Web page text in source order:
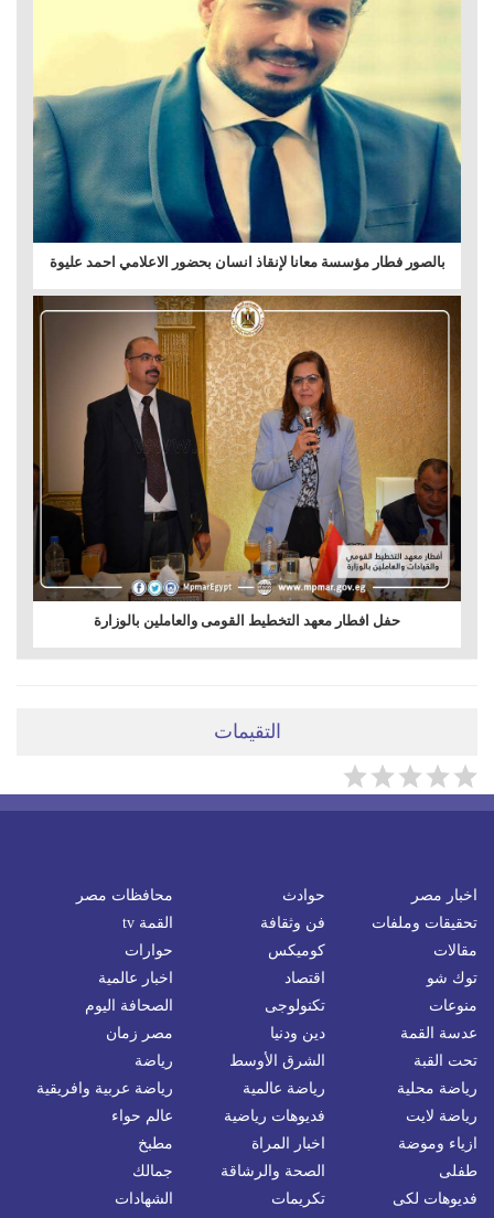
بالصور فطار مؤسسة معانا لإنقاذ انسان بحضور الاعلامي احمد عليوة
حفل افطار معهد التخطيط القومى والعاملين بالوزارة
التقيمات
اخبار مصر حوادث
محافظات مصر
تحقيقات وملفات
فن وثقافة
القمة tv
مقالات
كوميكس
حوارات
توك شو
اقتصاد
اخبار عالمية
منوعات
تكنولوجى
الصحافة اليوم
عدسة القمة
دين ودنيا
مصر زمان
تحت القبة
الشرق الأوسط
رياضة
رياضة محلية
رياضة عالمية
رياضة عربية وافريقية
رياضة لايت
فديوهات رياضية
عالم حواء
ازياء وموضة
اخبار المراة
مطبخ
طفلى
الصحة والرشاقة
جمالك
فديوهات لكى
تكريمات
الشهادات